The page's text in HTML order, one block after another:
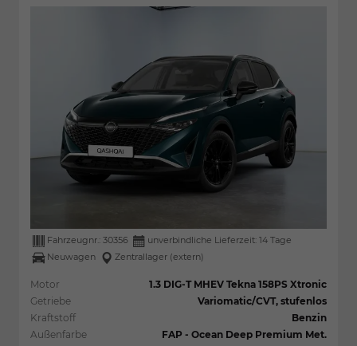
Fahrzeugnr.: 30356 unverbindliche Lieferzeit: 14 Tage
Neuwagen
Zentrallager (extern)
Motor
1.3 DIG-T MHEV Tekna 158PS Xtronic
Getriebe
Variomatic/CVT, stufenlos
Kraftstoff
Benzin
Außenfarbe
FAP - Ocean Deep Premium Met.